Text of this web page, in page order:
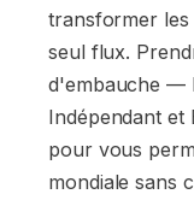
transformer les
seul flux.
d'embauche —
Indépendant
pour vous
mondiale sans